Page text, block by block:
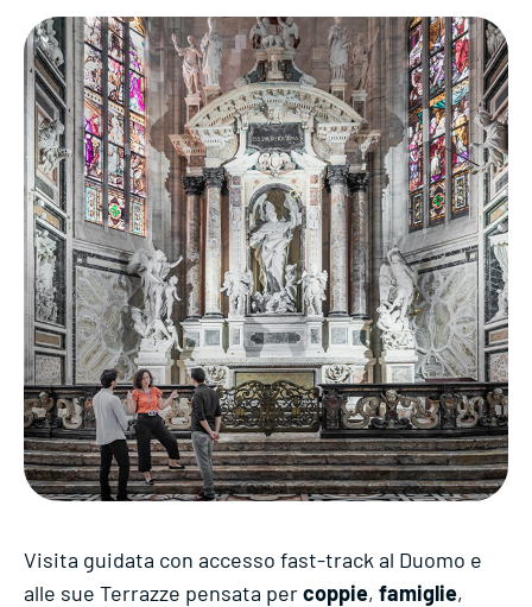
Visita guidata con accesso fast-track al Duomo e
alle sue Terrazze pensata percoppie, famiglie,